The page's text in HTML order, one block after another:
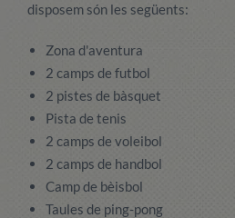
disposem són les següents:
Zona d'aventura
2 camps de futbol
2 pistes de bàsquet
Pista de tenis
2 camps de voleibol
2 camps de handbol
Camp de bèisbol
Taules de ping-pong